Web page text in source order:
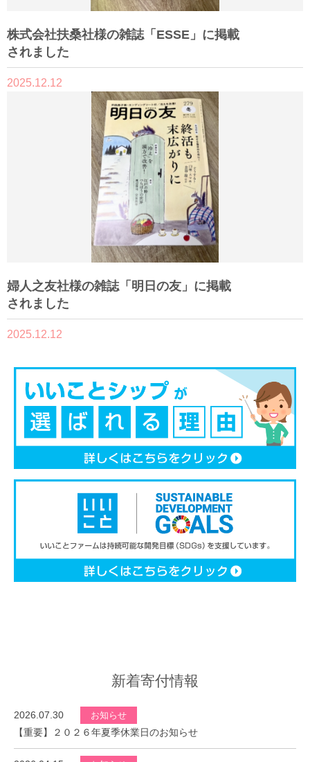
株式会社扶桑社様の雑誌「ESSE」に掲載
されました
2025.12.12
婦人之友社様の雑誌「明日の友」に掲載
されました
2025.12.12
新着寄付情報
2026.07.30 お知らせ
【重要】２０２６年夏季休業日のお知らせ